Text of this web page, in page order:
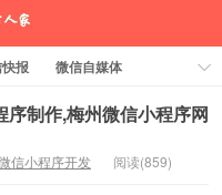
报
微信自媒体
小程序
抖音爆店码
制作,梅州微信小程序网
信小程序开发 阅读(859)